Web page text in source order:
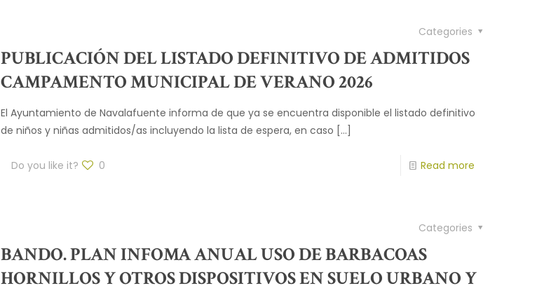
Categories
PUBLICACIÓN DEL LISTADO DEFINITIVO DE ADMITIDOS
CAMPAMENTO MUNICIPAL DE VERANO 2026
El Ayuntamiento de Navalafuente informa de que ya se encuentra disponible el listado definitivo
de niños y niñas admitidos/as incluyendo la lista de espera, en caso […]
Do you like it? 0 Read more
Categories
BANDO. PLAN INFOMA ANUAL USO DE BARBACOAS
HORNILLOS Y OTROS DISPOSITIVOS EN SUELO URBANO Y